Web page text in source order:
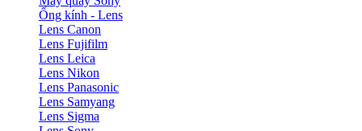
Ống kính - Lens
Lens Canon
Lens Fujifilm
Lens Leica
Lens Nikon
Lens Panasonic
Lens Samyang
Lens Sigma